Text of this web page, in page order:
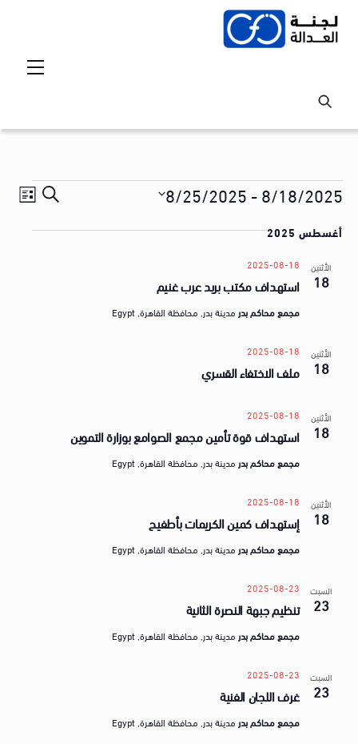
Skip
Events
Events
S
ق
ا
8/18/2025
-
8/25/2025
e
أغسطس 2025
الأثنين
18 استهداف مكتب بريد عرب غنيم
2025-08-18
مجمع محاكم بدر مدينة بدر, محافظة القاهرة, Egypt
الأثنين
18 ملف الاختفاء القسري
2025-08-18
الأثنين
18 استهداف قوة تأمين مجمع الصوامع بوزارة التموين
2025-08-18
مجمع محاكم بدر مدينة بدر, محافظة القاهرة, Egypt
الأثنين
18 إستهداف كمين الكريمات بأطفيح
2025-08-18
مجمع محاكم بدر مدينة بدر, محافظة القاهرة, Egypt
السبت
23 تنظيم جبهة النصرة الثانية
2025-08-23
مجمع محاكم بدر مدينة بدر, محافظة القاهرة, Egypt
السبت
23 غرف اللجان الفنية
2025-08-23
مجمع محاكم بدر مدينة بدر, محافظة القاهرة, Egypt